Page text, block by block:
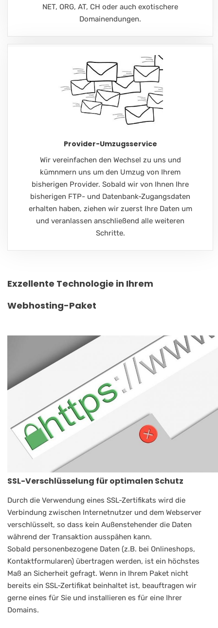
NET, ORG, AT, CH oder auch exotischere
Domainendungen.
Provider-Umzugsservice
Wir vereinfachen den Wechsel zu uns und
kümnmern uns um den Umzug von Ihrem
bisherigen Provider. Sobald wir von Ihnen Ihre
bisherigen FTP- und Datenbank-Zugangsdaten
erhalten haben, ziehen wir zuerst Ihre Daten um
und veranlassen anschließend alle weiteren
Schritte.
Exzellente Technologie in Ihrem
Webhosting-Paket
SSL-Verschlüsselung für optimalen Schutz
Durch die Verwendung eines SSL-Zertifikats wird die
Verbindung zwischen Internetnutzer und dem Webserver
verschlüsselt, so dass kein Außenstehender die Daten
während der Transaktion ausspähen kann.
Sobald personenbezogene Daten (z.B. bei Onlineshops,
Kontaktformularen) übertragen werden, ist ein höchstes
Maß an Sicherheit gefragt. Wenn in Ihrem Paket nicht
bereits ein SSL-Zertifikat beinhaltet ist, beauftragen wir
gerne eines für Sie und installieren es für eine Ihrer
Domains.